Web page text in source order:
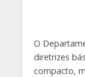
O
diretrizes
compacto,